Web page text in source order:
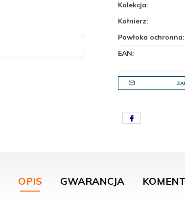
Kolekcja:
Kołnierz:
Powłoka ochronna:
EAN:
OPIS GWARANCJA